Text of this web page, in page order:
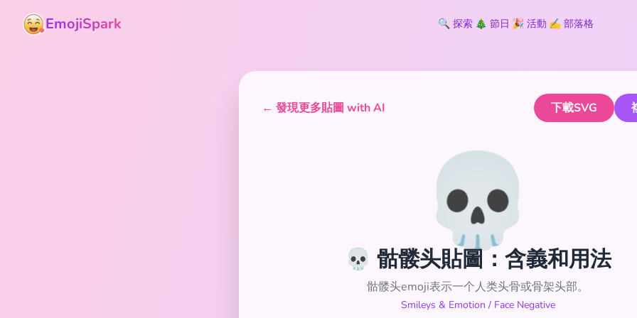
EmojiSpark 🔍 探索 🎄 節日 🎉 活動 ✍️ 部落格
← 發現更多貼圖 with AI 下載SVG
💀
💀 骷髅头貼圖：含義和用法
骷髅头emoji表示一个人类头骨或骨架头部。
Smileys & Emotion / Face Negative